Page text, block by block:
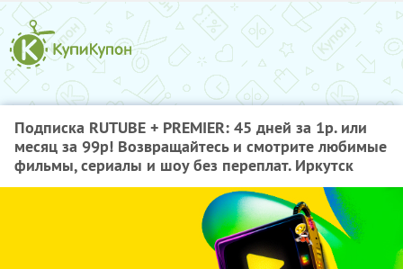
Подписка RUTUBE + PREMIER: 45 дней за 1р. или
месяц за 99р! Возвращайтесь и смотрите любимые
фильмы, сериалы и шоу без переплат. Иркутск